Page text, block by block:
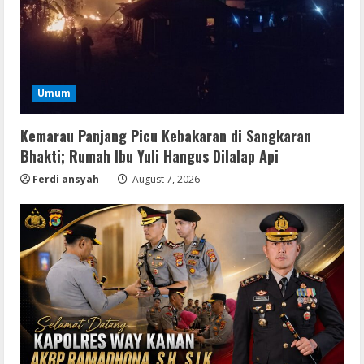
Umum
Kemarau Panjang Picu Kebakaran di Sangkaran
Bhakti; Rumah Ibu Yuli Hangus Dilalap Api
Ferdi ansyah August 7, 2026